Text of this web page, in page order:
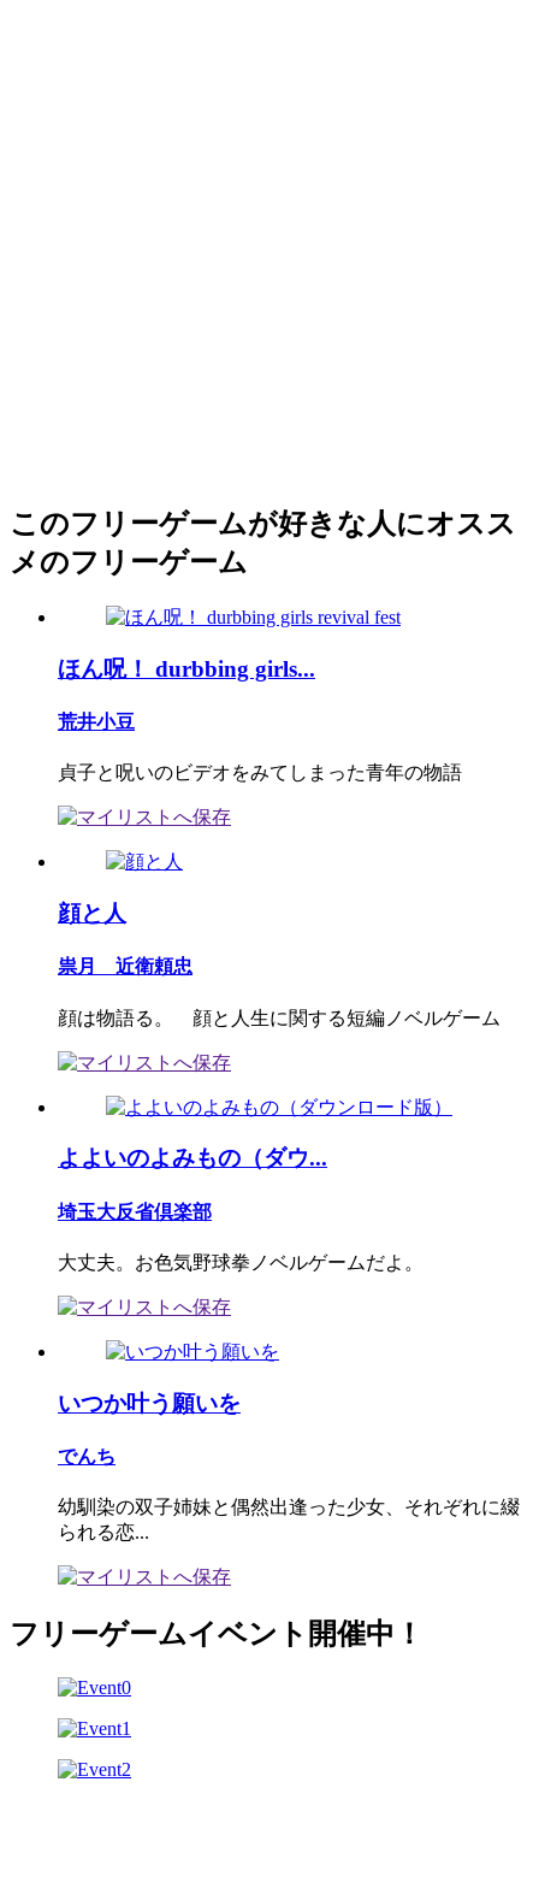
このフリーゲームが好きな人にオスス
メのフリーゲーム
ほん呪！ durbbing girls...
荒井小豆
貞子と呪いのビデオをみてしまった青年の物語
顔と人
祟月 近衛頼忠
顔は物語る。 顔と人生に関する短編ノベルゲーム
よよいのよみもの（ダウ...
埼玉大反省倶楽部
大丈夫。お色気野球拳ノベルゲームだよ。
いつか叶う願いを
でんち
幼馴染の双子姉妹と偶然出逢った少女、それぞれに綴
られる恋...
フリーゲームイベント開催中！